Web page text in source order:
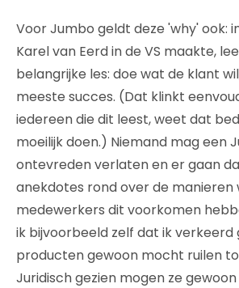
Voor Jumbo geldt deze 'why' ook:
Karel van Eerd in de VS maakte,
belangrijke les: doe wat de klant
meeste succes. (Dat klinkt
iedereen die dit leest, weet dat
moeilijk doen.) Niemand mag een
ontevreden verlaten en er gaan
anekdotes rond over de
medewerkers dit voorkomen
ik bijvoorbeeld zelf dat ik verkeerd
producten gewoon mocht ruilen
Juridisch gezien mogen ze